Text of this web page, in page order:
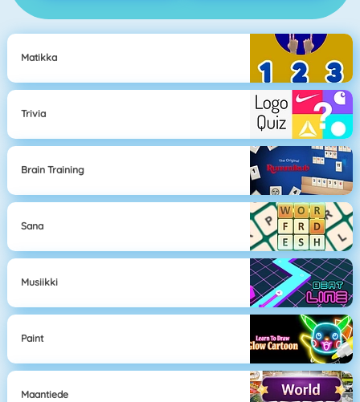
Matikka
Trivia
Brain Training
Sana
Musiikki
Paint
Maantiede